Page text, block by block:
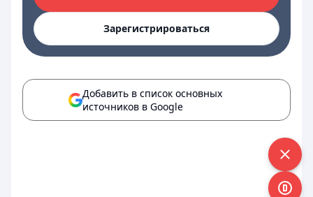
Зарегистрироваться
Добавить в список основных
источников в Google